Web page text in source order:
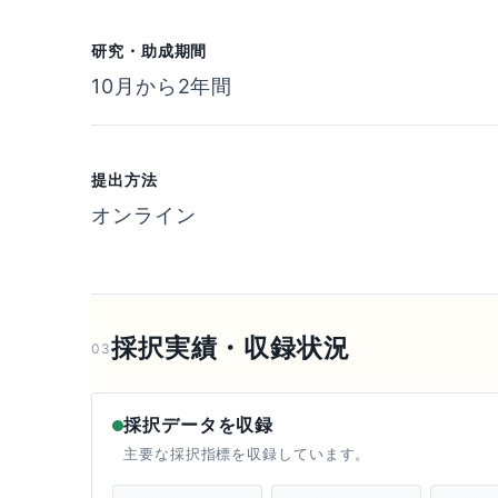
研究・助成期間
10月から2年間
提出方法
オンライン
03採択実績・収録状況
採択データを収録
主要な採択指標を収録しています。